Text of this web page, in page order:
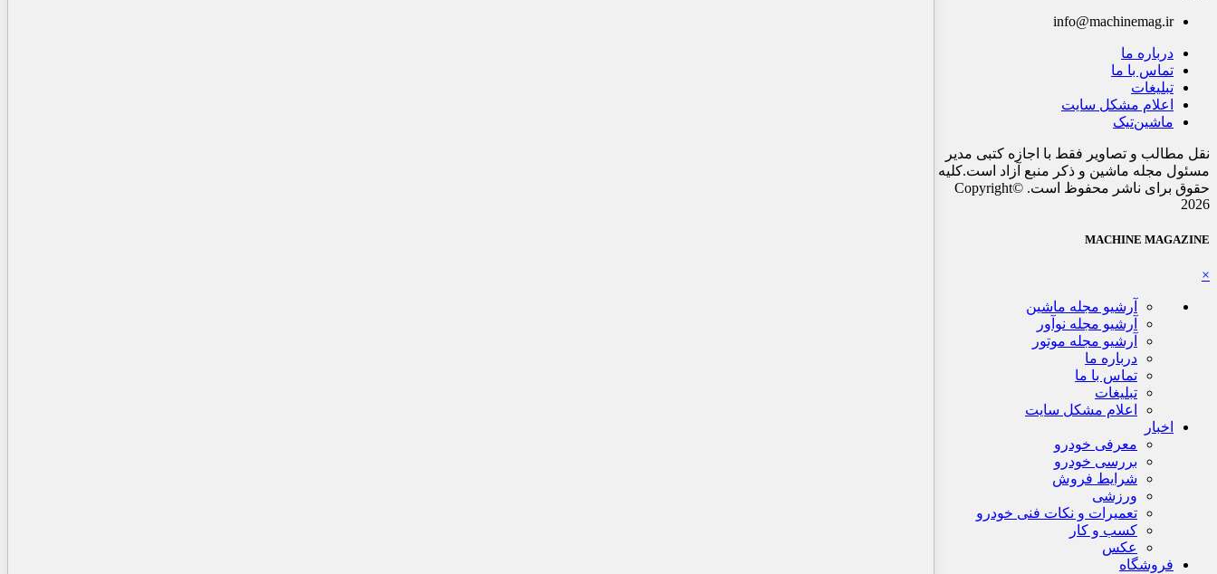
info@machinemag.ir
درباره ما
تماس با ما
تبلیغات
اعلام مشکل سایت
ماشین‌تیک
نقل مطالب و تصاویر فقط با اجازه کتبی مدیر
مسئول مجله ماشین و ذکر منبع آزاد است.کلیه
حقوق برای ناشر محفوظ است. ©Copyright
2026
MACHINE MAGAZINE
×
آرشیو مجله ماشین
آرشیو مجله نوآور
آرشیو مجله موتور
درباره ما
تماس با ما
تبلیغات
اعلام مشکل سایت
اخبار
معرفی خودرو
بررسی خودرو
شرایط فروش
ورزشی
تعمیرات و نکات فنی خودرو
کسب و کار
عکس
فروشگاه